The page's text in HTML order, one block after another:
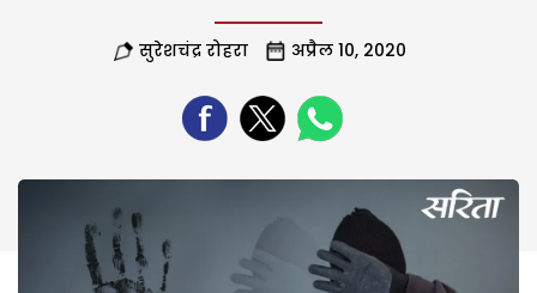
सुरेशचंद्र रोहरा अप्रैल 10, 2020